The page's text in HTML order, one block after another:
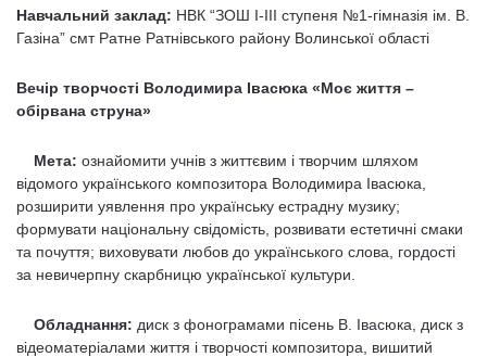
Навчальний заклад: НВК “ЗОШ І-ІІІ ступеня №1-гімназія ім. В.
Газіна” смт Ратне Ратнівського району Волинської області
Вечір творчості Володимира Івасюка «Моє життя –
обірвана струна»
Мета: ознайомити учнів з життєвим і творчим шляхом
відомого українського композитора Володимира Івасюка,
розширити уявлення про українську естрадну музику;
формувати національну свідомість, розвивати естетичні смаки
та почуття; виховувати любов до українського слова, гордості
за невичерпну скарбницю української культури.
Обладнання: диск з фонограмами пісень В. Івасюка, диск з
відеоматеріалами життя і творчості композитора, вишитий